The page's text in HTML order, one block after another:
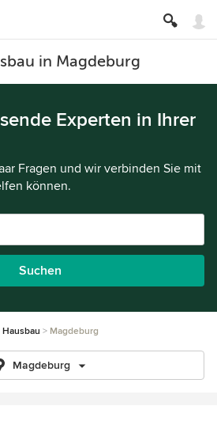
in Magdeburg
Experten in Ihrer
Fragen und wir verbinden Sie mit
können.
Suchen
Hausbau Magdeburg
Magdeburg